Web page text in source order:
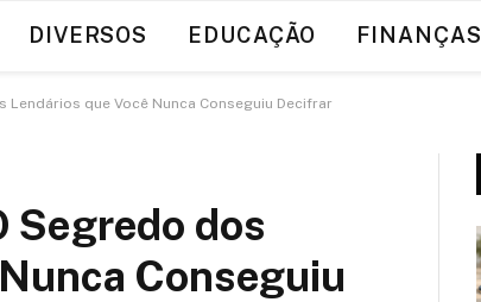
DIVERSOS EDUCAÇÃO FINANÇAS
Lendários que Você Nunca Conseguiu Decifrar
Segredo dos
Conseguiu